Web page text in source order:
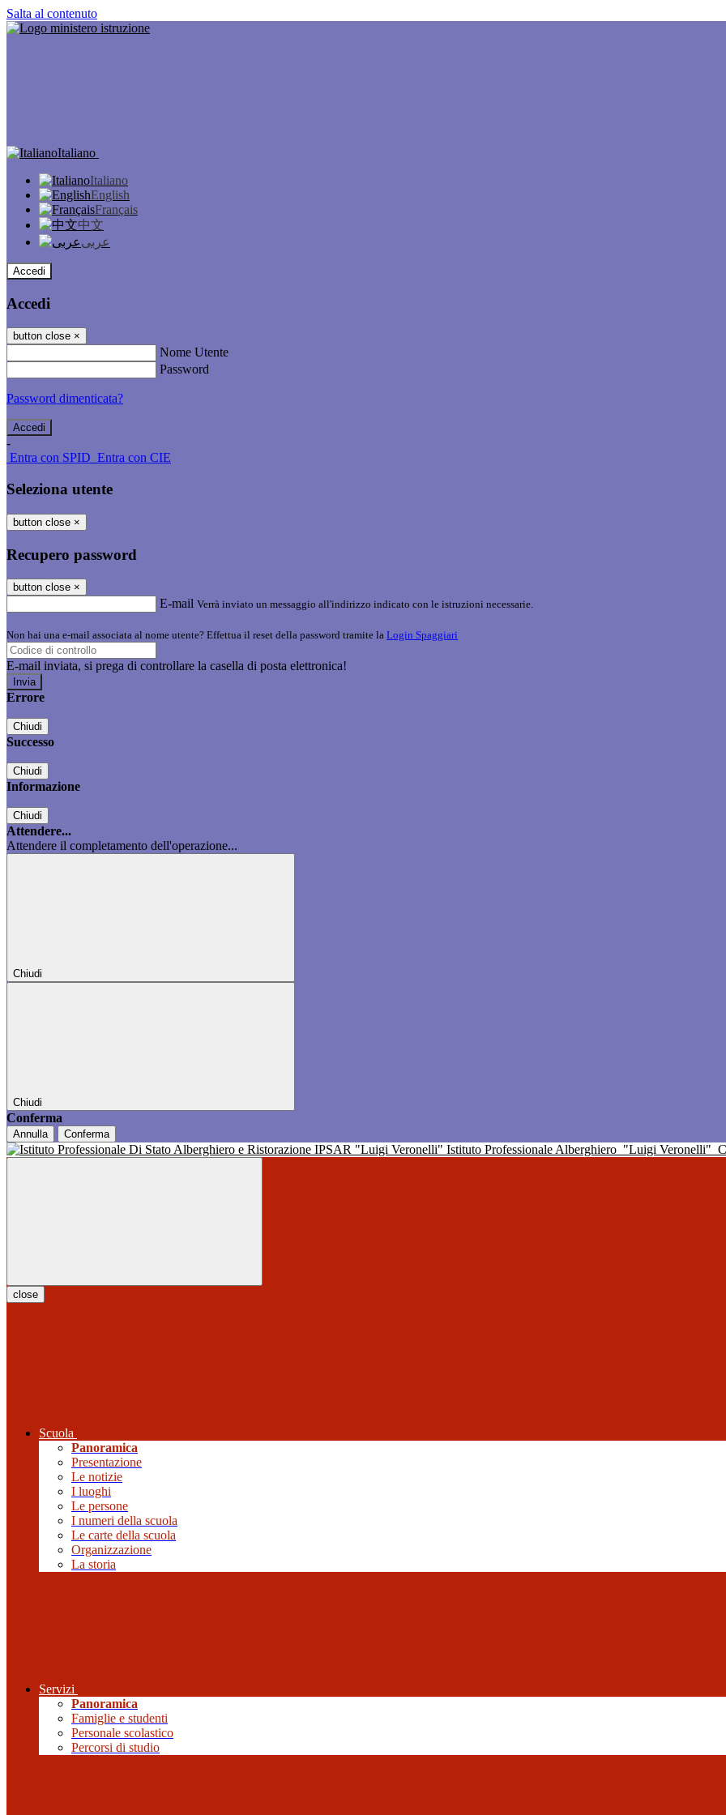
Salta al contenuto
Italiano
Italiano
English
Français
中文
عربى
Accedi
Accedi
button close ×
Nome Utente
Password
Password dimenticata?
-
Entra con SPID Entra con CIE
Seleziona utente
button close ×
Recupero password
button close ×
E-mail Verrà inviato un messaggio all'indirizzo indicato con le istruzioni necessarie.
Non hai una e-mail associata al nome utente? Effettua il reset della password tramite la Login Spaggiari
E-mail inviata, si prega di controllare la casella di posta elettronica!
Errore
Chiudi
Successo
Chiudi
Informazione
Chiudi
Attendere...
Attendere il completamento dell'operazione...
Chiudi
Chiudi
Conferma
Annulla Conferma
Istituto Professionale Alberghiero "Luigi Veronelli"
close
Scuola
Panoramica
Presentazione
Le notizie
I luoghi
Le persone
I numeri della scuola
Le carte della scuola
Organizzazione
La storia
Servizi
Panoramica
Famiglie e studenti
Personale scolastico
Percorsi di studio